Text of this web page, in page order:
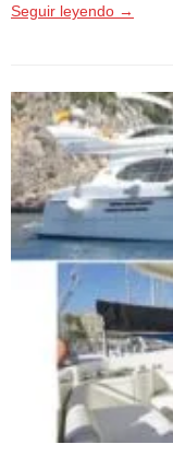
Seguir leyendo →